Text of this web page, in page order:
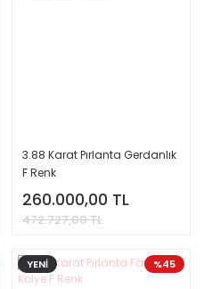
3.88 Karat Pırlanta Gerdanlık
F Renk
260.000,00 TL
472.727,00 TL
%45
YENİ